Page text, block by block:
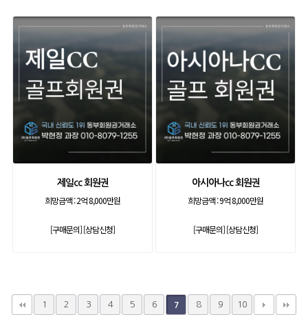
제일cc 회원권
희망금액 :2억 8,000만원
[구매문의][상담신청]
아시아나cc 회원권
희망금액 :9억 8,000만원
[구매문의][상담신청]
1 2 3 4 5 6 7 8 9 10